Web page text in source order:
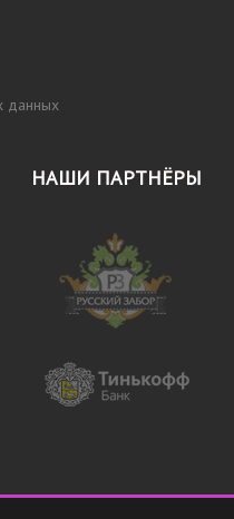
данных
НАШИ ПАРТНЁРЫ